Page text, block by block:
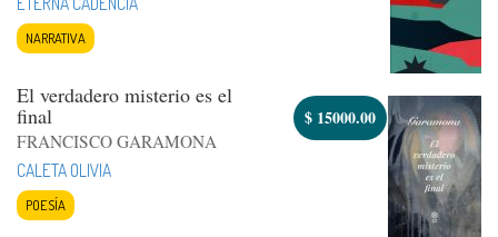
NARRATIVA
El verdadero misterio es el
final
FRANCISCO GARAMONA
CALETA OLIVIA
POESÍA
$ 15000.00